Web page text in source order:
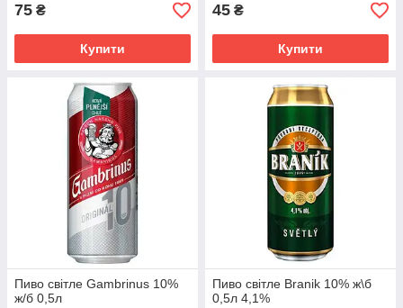
75 ₴
Купити
45 ₴
Купити
Пиво світле Gambrinus 10%
ж/б 0,5л
Пиво світле Branik 10% ж\б
0,5л 4,1%